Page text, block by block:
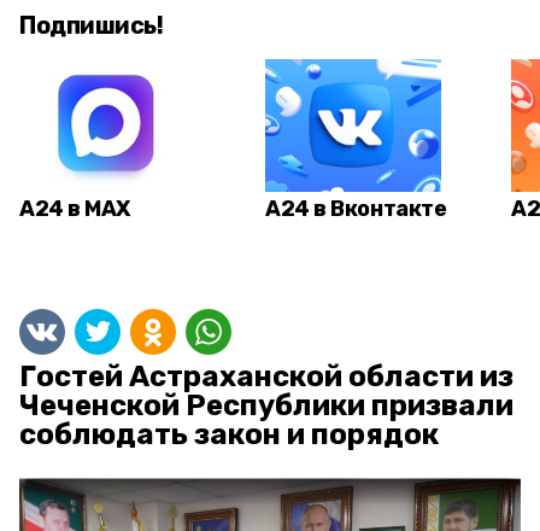
Подпишись!
А24 в MAX А24 в Вконтакте
Гостей Астраханской области из
Чеченской Республики призвали
соблюдать закон и порядок